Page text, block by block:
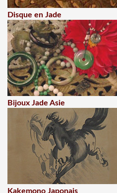
Disque en Jade
Bijoux Jade Asie
Kakemono Japonais